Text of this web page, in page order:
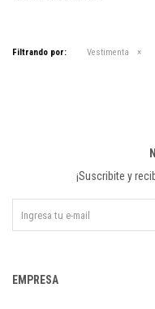
Filtrando por: Vestimenta
EMPRESA
¡Suscribite y